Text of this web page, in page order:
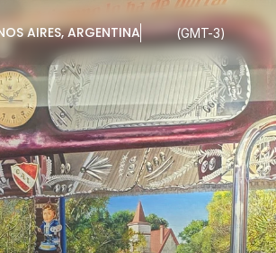
AIRES, ARGENTINA (GMT-3)